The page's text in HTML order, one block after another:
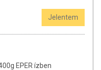
Jelentem
EPER ízben